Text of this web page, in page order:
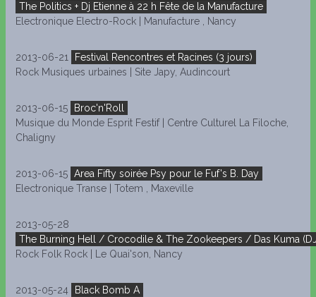
The Politics + Dj Etienne à 22 h Fête de la Manufacture
Electronique Electro-Rock | Manufacture , Nancy
2013-06-21
Festival Rencontres et Racines (3 jours)
Rock Musiques urbaines | Site Japy, Audincourt
2013-06-15
Broc'n'Roll
Musique du Monde Esprit Festif | Centre Culturel La Filoche,
Chaligny
2013-06-15 Area Fifty soirée Psy pour le Fuf's B. Day
Electronique Transe | Totem , Maxeville
2013-05-28
The Burning Hell / Crocodile & The Zookeepers / Das Kuma
Rock Folk Rock | Le Quai'son, Nancy
2013-05-24
Black Bomb A